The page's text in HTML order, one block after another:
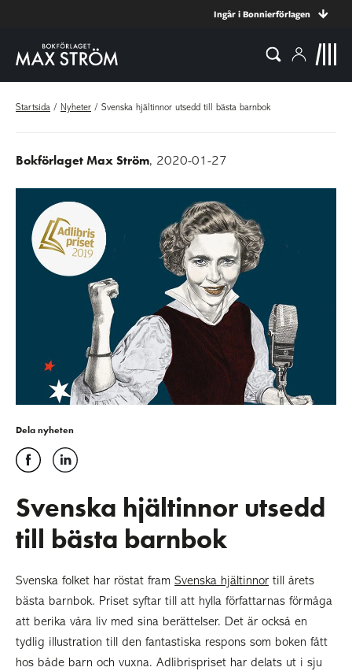
Ingår i Bonnierförlagen
Startsida / Nyheter / Svenska hjältinnor utsedd till bästa barnbok
Bokförlaget Max Ström, 2020-01-27
Dela nyheten
Svenska hjältinnor utsedd
till bästa barnbok
Svenska folket har röstat fram Svenska hjältinnor till årets
bästa barnbok. Priset syftar till att hylla författarnas förmåga
att berika våra liv med sina berättelser. Det är också en
tydlig illustration till den fantastiska respons som boken fått
hos både barn och vuxna. Adlibrispriset har delats ut i sju